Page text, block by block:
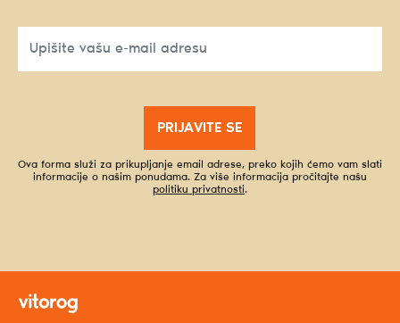
PRIJAVITE SE
Ova forma služi za prikupljanje email adrese, preko kojih ćemo vam slati
informacije o našim ponudama. Za više informacija pročitajte našu
politiku privatnosti.